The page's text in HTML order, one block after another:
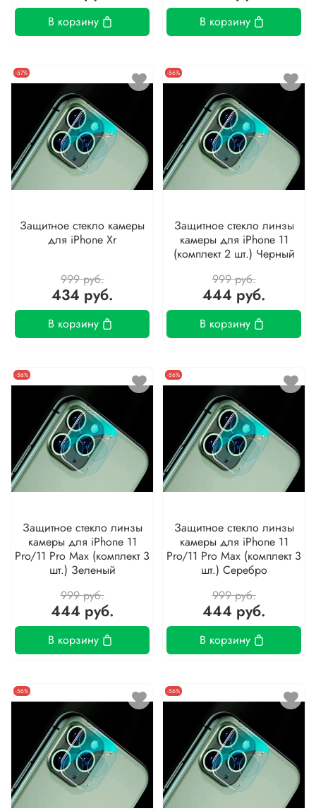
В корзину В корзину
-57%
Защитное стекло камеры
для iPhone Xr
999 руб.
434 руб.
В корзину
-56%
Защитное стекло линзы
камеры для iPhone 11
(комплект 2 шт.) Черный
999 руб.
444 руб.
В корзину
-56%
Защитное стекло линзы
камеры для iPhone 11
Pro/11 Pro Max (комплект 3
шт.) Зеленый
999 руб.
444 руб.
В корзину
-56%
Защитное стекло линзы
камеры для iPhone 11
Pro/11 Pro Max (комплект 3
шт.) Серебро
999 руб.
444 руб.
В корзину
-56% -56%